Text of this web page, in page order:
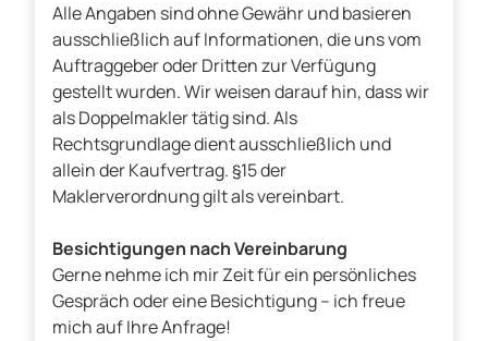
Alle Angaben sind ohne Gewähr und basieren
ausschließlich auf Informationen, die uns vom
Auftraggeber oder Dritten zur Verfügung
gestellt wurden. Wir weisen darauf hin, dass wir
als Doppelmakler tätig sind. Als
Rechtsgrundlage dient ausschließlich und
allein der Kaufvertrag. §15 der
Maklerverordnung gilt als vereinbart.
Besichtigungen nach Vereinbarung
Gerne nehme ich mir Zeit für ein persönliches
Gespräch oder eine Besichtigung – ich freue
mich auf Ihre Anfrage!